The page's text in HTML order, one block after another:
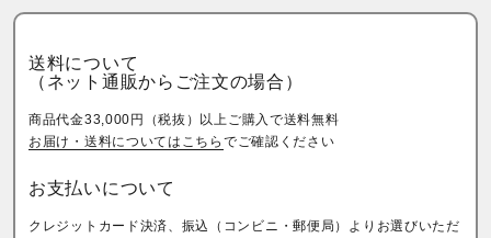
送料について
（ネット通販からご注文の場合）
商品代金33,000円（税抜）以上ご購入で送料無料
お届け・送料についてはこちら でご確認ください
お支払いについて
クレジットカード決済、振込（コンビニ・郵便局）よりお選びいただ